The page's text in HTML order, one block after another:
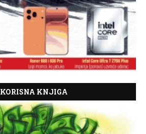
KORISNA KNJIGA